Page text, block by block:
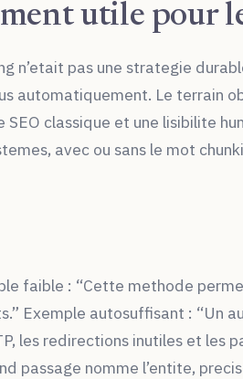
utile pour
n’etait pas une strategie
automatiquement. Le terrain
classique et une lisibilite
avec ou sans le mot
faible : “Cette methode
Exemple autosuffisant : “Un
les redirections inutiles et les
passage nomme l’entite,